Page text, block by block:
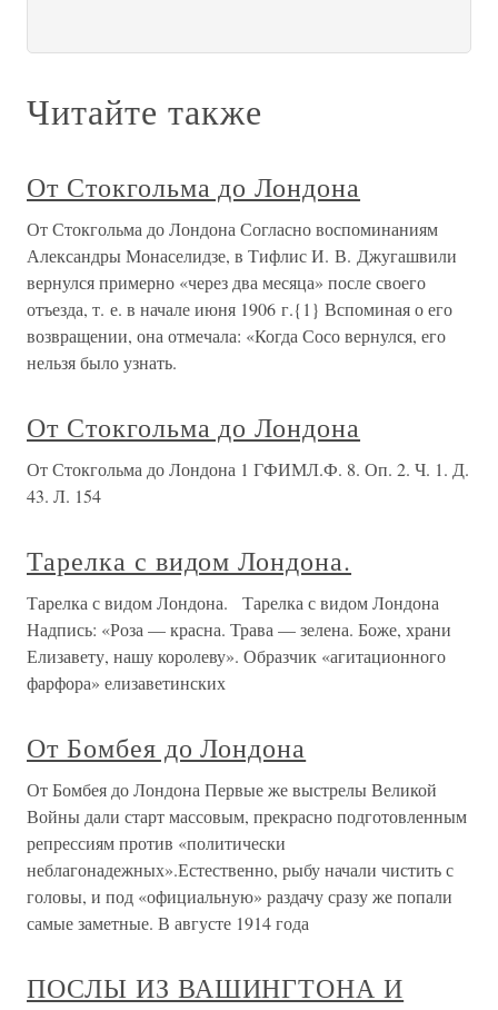
Читайте также
От Стокгольма до Лондона
От Стокгольма до Лондона Согласно воспоминаниям
Александры Монаселидзе, в Тифлис И. В. Джугашвили
вернулся примерно «через два месяца» после своего
отъезда, т. е. в начале июня 1906 г.{1} Вспоминая о его
возвращении, она отмечала: «Когда Сосо вернулся, его
нельзя было узнать.
От Стокгольма до Лондона
От Стокгольма до Лондона 1 ГФИМЛ.Ф. 8. Оп. 2. Ч. 1. Д.
43. Л. 154
Тарелка с видом Лондона.
Тарелка с видом Лондона. Тарелка с видом Лондона
Надпись: «Роза — красна. Трава — зелена. Боже, храни
Елизавету, нашу королеву». Образчик «агитационного
фарфора» елизаветинских
От Бомбея до Лондона
От Бомбея до Лондона Первые же выстрелы Великой
Войны дали старт массовым, прекрасно подготовленным
репрессиям против «политически
неблагонадежных».Естественно, рыбу начали чистить с
головы, и под «официальную» раздачу сразу же попали
самые заметные. В августе 1914 года
ПОСЛЫ ИЗ ВАШИНГТОНА И